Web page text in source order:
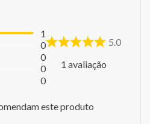
1
0
0
0
0
5.0
1 avaliação
este produto